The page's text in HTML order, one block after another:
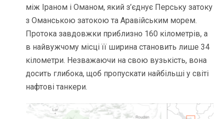
між Іраном і Оманом, який з’єднує Перську затоку
з Оманською затокою та Аравійським морем.
Протока завдовжки приблизно 160 кілометрів, а
в найвужчому місці її ширина становить лише 34
кілометри. Незважаючи на свою вузькість, вона
досить глибока, щоб пропускати найбільші у світі
нафтові танкери.